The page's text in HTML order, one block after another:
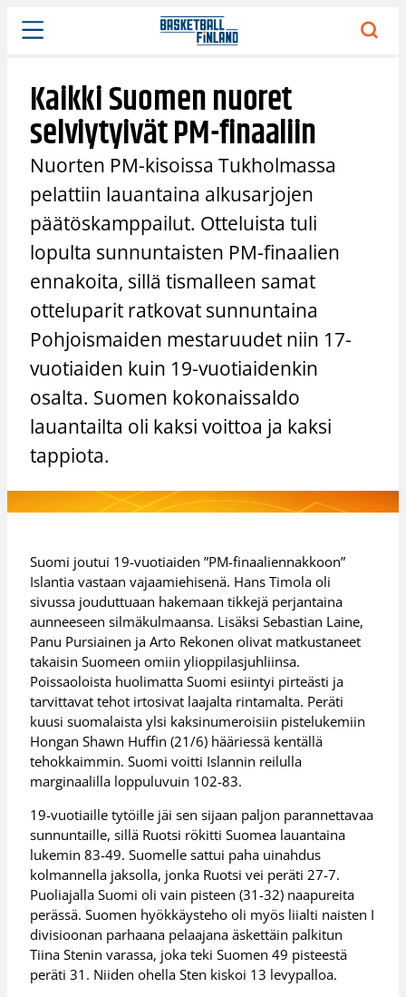
Siirry
sisältöön
Kaikki Suomen nuoret
selviytyivät PM-finaaliin
Nuorten PM-kisoissa Tukholmassa
pelattiin lauantaina alkusarjojen
päätöskamppailut. Otteluista tuli
lopulta sunnuntaisten PM-finaalien
ennakoita, sillä tismalleen samat
otteluparit ratkovat sunnuntaina
Pohjoismaiden mestaruudet niin 17-
vuotiaiden kuin 19-vuotiaidenkin
osalta. Suomen kokonaissaldo
lauantailta oli kaksi voittoa ja kaksi
tappiota.
Suomi joutui 19-vuotiaiden ”PM-finaaliennakkoon”
Islantia vastaan vajaamiehisenä. Hans Timola oli
sivussa jouduttuaan hakemaan tikkejä perjantaina
aunneeseen silmäkulmaansa. Lisäksi Sebastian Laine,
Panu Pursiainen ja Arto Rekonen olivat matkustaneet
takaisin Suomeen omiin ylioppilasjuhliinsa.
Poissaoloista huolimatta Suomi esiintyi pirteästi ja
tarvittavat tehot irtosivat laajalta rintamalta. Peräti
kuusi suomalaista ylsi kaksinumeroisiin pistelukemiin
Hongan Shawn Huffin (21/6) hääriessä kentällä
tehokkaimmin. Suomi voitti Islannin reilulla
marginaalilla loppuluvuin 102-83.
19-vuotiaille tytöille jäi sen sijaan paljon parannettavaa
sunnuntaille, sillä Ruotsi rökitti Suomea lauantaina
lukemin 83-49. Suomelle sattui paha uinahdus
kolmannella jaksolla, jonka Ruotsi vei peräti 27-7.
Puoliajalla Suomi oli vain pisteen (31-32) naapureita
perässä. Suomen hyökkäysteho oli myös liialti naisten I
divisioonan parhaana pelaajana äskettäin palkitun
Tiina Stenin varassa, joka teki Suomen 49 pisteestä
peräti 31. Niiden ohella Sten kiskoi 13 levypalloa.